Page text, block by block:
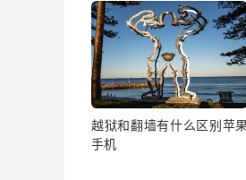
越狱和翻墙有什么区别苹
手机